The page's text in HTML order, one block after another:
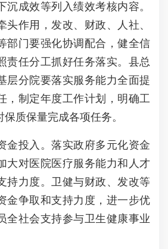
沉成效等列入绩效考核内容。
头作用，发改、财政、人社、
部门要强化协调配合，健全信
责任分工抓好任务落实。县总
层分院要落实服务能力全面提
，制定年度工作计划，明确工
质保量完成各项任务。
投入。落实政府多元化资金
大对医院医疗服务能力和人才
持力度。卫健与财政、发改等
金争取和支持力度，进一步优
全社会支持参与卫生健康事业